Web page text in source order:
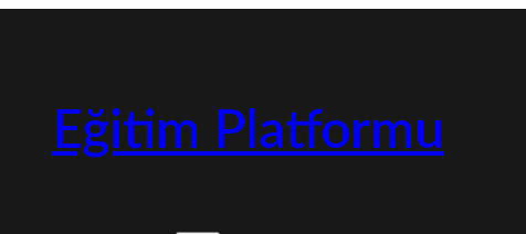
Eğitim Platformu